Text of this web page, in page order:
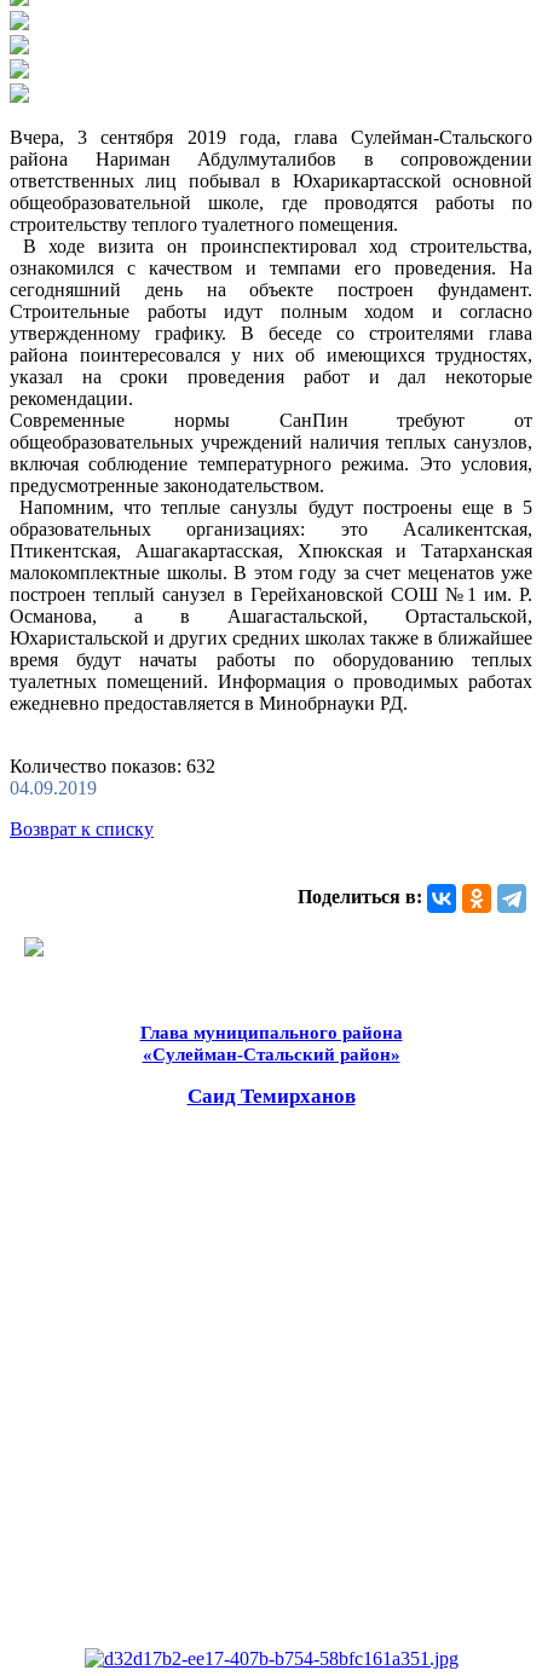
Вчера, 3 сентября 2019 года, глава Сулейман-Стальского
района Нариман Абдулмуталибов в сопровождении
ответственных лиц побывал в Юхарикартасской основной
общеобразовательной школе, где проводятся работы по
строительству теплого туалетного помещения.
В ходе визита он проинспектировал ход строительства,
ознакомился с качеством и темпами его проведения. На
сегодняшний день на объекте построен фундамент.
Строительные работы идут полным ходом и согласно
утвержденному графику. В беседе со строителями глава
района поинтересовался у них об имеющихся трудностях,
указал на сроки проведения работ и дал некоторые
рекомендации.
Современные нормы СанПин требуют от
общеобразовательных учреждений наличия теплых санузлов,
включая соблюдение температурного режима. Это условия,
предусмотренные законодательством.
Напомним, что теплые санузлы будут построены еще в 5
образовательных организациях: это Асаликентская,
Птикентская, Ашагакартасская, Хпюкская и Татарханская
малокомплектные школы. В этом году за счет меценатов уже
построен теплый санузел в Герейхановской СОШ №1 им. Р.
Османова, а в Ашагастальской, Ортастальской,
Юхаристальской и других средних школах также в ближайшее
время будут начаты работы по оборудованию теплых
туалетных помещений. Информация о проводимых работах
ежедневно предоставляется в Минобрнауки РД.
Количество показов: 632
04.09.2019
Возврат к списку
Поделиться в:
Глава муниципального района
«Сулейман-Стальский район»
Саид Темирханов